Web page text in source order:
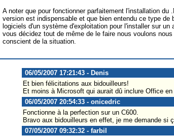
A noter que pour fonctionner parfaitement l'installation du
version est indispensable et que bien entendu ce type de
logiciels d'un système d'exploitation pour l'installer sur un
vous décidez tout de même de le faire nous voulons
conscient de la situation.
06/05/2007 17:21:43 - Denis
Et bien félicitations aux bidouilleurs!
Et moins à Microsoft qui aurait dû inclure Office en
06/05/2007 20:54:33 - onicedric
Fonctionne à la perfection sur un C600.
Bravo aux bidouilleurs en effet, je me demande si
07/05/2007 09:32:32 - farbil